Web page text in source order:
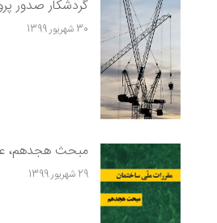
گردشکار صدور
30 شهریور 1399
مبحث هجدهم،
29 شهریور 1399